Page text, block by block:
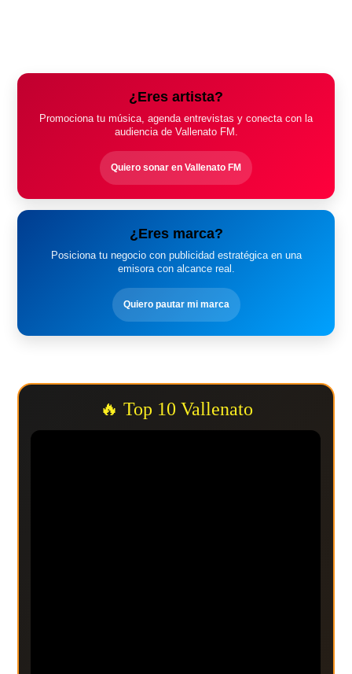
¿Eres artista?
Promociona tu música, agenda entrevistas y conecta con la
audiencia de Vallenato FM.
Quiero sonar en Vallenato FM
¿Eres marca?
Posiciona tu negocio con publicidad estratégica en una
emisora con alcance real.
Quiero pautar mi marca
🔥 Top 10 Vallenato